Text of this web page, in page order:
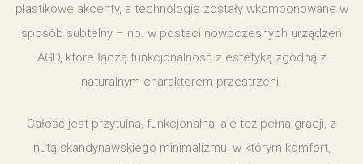
plastikowe akcenty, a technologie zostały wkomponowane w
sposób subtelny – np. w postaci nowoczesnych urządzeń
AGD, które łączą funkcjonalność z estetyką zgodną z
naturalnym charakterem przestrzeni.
Całość jest przytulna, funkcjonalna, ale też pełna gracji, z
nutą skandynawskiego minimalizmu, w którym komfort,